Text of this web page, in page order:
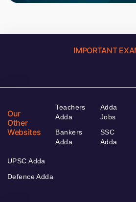
IMPORTANT
Our
Other
Websites
Teachers
Adda
Bankers
Adda
Adda
Jobs
SSC
Adda
UPSC Adda
Defence Adda